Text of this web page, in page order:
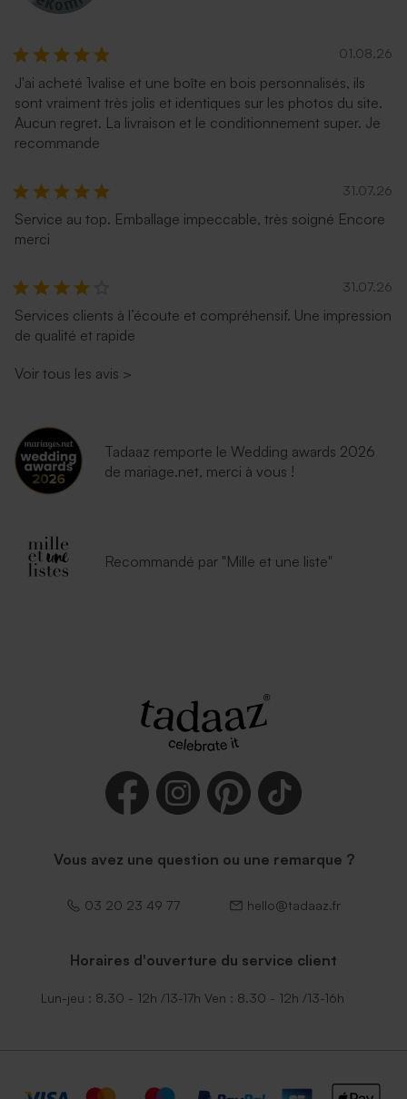
Enveloppe mariage
terracotta
Enveloppe couleur bleu nuit
Enveloppe mariage lavande
Enveloppe blanche
01.08.26
J'ai acheté 1valise et une boîte en bois personnalisés, ils
sont vraiment très jolis et identiques sur les photos du site.
Aucun regret. La livraison et le conditionnement super. Je
recommande
31.07.26
Service au top. Emballage impeccable, très soigné Encore
merci
31.07.26
Services clients à l’écoute et compréhensif. Une impression
de qualité et rapide
Voir tous les avis >
Tadaaz remporte le Wedding awards 2026
de mariage.net, merci à vous !
Recommandé par "Mille et une liste"
Vous avez une question ou une remarque ?
03 20 23 49 77 hello@tadaaz.fr
Horaires d'ouverture du service client
Lun-jeu : 8.30 - 12h /13-17h Ven : 8.30 - 12h /13-16h